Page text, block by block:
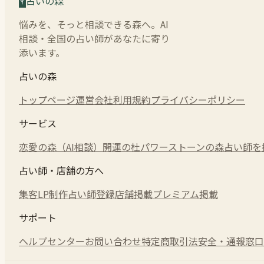
悩みを、そっと相談できる森へ。AI
相談・全国の占い師があなたに寄り
添います。
占いの森
トップページ運営会社利用規約プライバシーポリシー
サービス
恋愛の森（AI相談） 開運の杜パワーストーンの森占い師
占い師・店舗の方へ
集客LP制作占い師登録店舗掲載プレミアム掲載
サポート
ヘルプセンターお問い合わせ特定商取引法安全・通報窓口